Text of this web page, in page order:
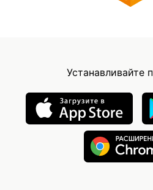
Устанавливайте